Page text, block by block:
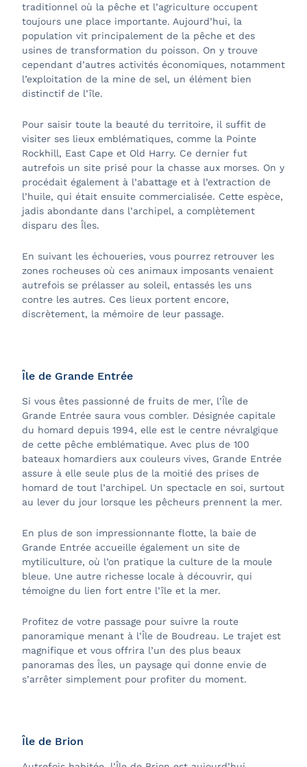
traditionnel où la pêche et l’agriculture occupent
toujours une place importante. Aujourd’hui, la
population vit principalement de la pêche et des
usines de transformation du poisson. On y trouve
cependant d’autres activités économiques, notamment
l’exploitation de la mine de sel, un élément bien
distinctif de l’île.
Pour saisir toute la beauté du territoire, il suffit de
visiter ses lieux emblématiques, comme la Pointe
Rockhill, East Cape et Old Harry. Ce dernier fut
autrefois un site prisé pour la chasse aux morses. On y
procédait également à l’abattage et à l’extraction de
l’huile, qui était ensuite commercialisée. Cette espèce,
jadis abondante dans l’archipel, a complètement
disparu des Îles.
En suivant les échoueries, vous pourrez retrouver les
zones rocheuses où ces animaux imposants venaient
autrefois se prélasser au soleil, entassés les uns
contre les autres. Ces lieux portent encore,
discrètement, la mémoire de leur passage.
Île de Grande Entrée
Si vous êtes passionné de fruits de mer, l’Île de
Grande Entrée saura vous combler. Désignée capitale
du homard depuis 1994, elle est le centre névralgique
de cette pêche emblématique. Avec plus de 100
bateaux homardiers aux couleurs vives, Grande Entrée
assure à elle seule plus de la moitié des prises de
homard de tout l’archipel. Un spectacle en soi, surtout
au lever du jour lorsque les pêcheurs prennent la mer.
En plus de son impressionnante flotte, la baie de
Grande Entrée accueille également un site de
mytiliculture, où l’on pratique la culture de la moule
bleue. Une autre richesse locale à découvrir, qui
témoigne du lien fort entre l’île et la mer.
Profitez de votre passage pour suivre la route
panoramique menant à l’Île de Boudreau. Le trajet est
magnifique et vous offrira l’un des plus beaux
panoramas des Îles, un paysage qui donne envie de
s’arrêter simplement pour profiter du moment.
Île de Brion